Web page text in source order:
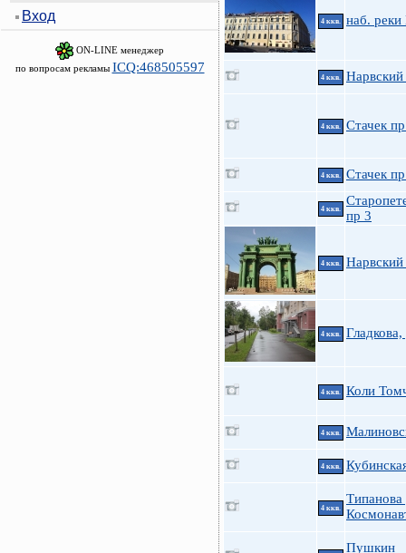
Вход
ON-LINE менеджер
по вопросам рекламы ICQ:468505597
4 ккв. наб.
4 ккв.
4 ккв. Стачек
4 ккв. Стачек
4 ккв.
пр 3
4 ккв.
4 ккв.
4 ккв. Коли
4 ккв.
4 ккв.
4 ккв.
Типанова
Пушкин